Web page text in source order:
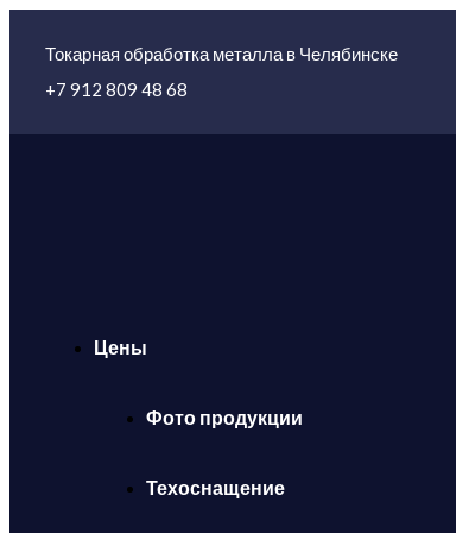
Токарная обработка металла в Челябинске
+7 912 809 48 68
Цены
Фото продукции
Техоснащение